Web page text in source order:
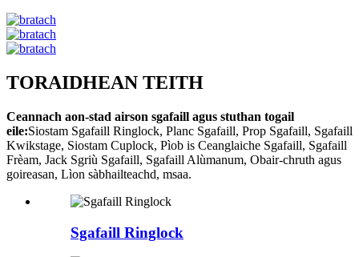
TORAIDHEAN TEITH
Ceannach aon-stad airson sgafaill agus stuthan togail
eile:Siostam Sgafaill Ringlock, Planc Sgafaill, Prop Sgafaill, Sgafaill
Kwikstage, Siostam Cuplock, Pìob is Ceanglaiche Sgafaill, Sgafaill
Frèam, Jack Sgriù Sgafaill, Sgafaill Alùmanum, Obair-chruth agus
goireasan, Lìon sàbhailteachd, msaa.
Sgafaill Ringlock